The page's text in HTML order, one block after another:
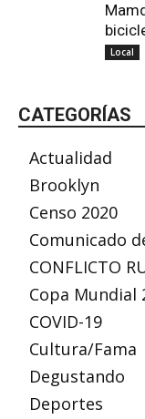
Local
CATEGORÍAS
Actualidad
Brooklyn
Censo 2020
Comunicado
CONFLICTO
Copa Mundial
COVID-19
Cultura/Fama
Degustando
Deportes